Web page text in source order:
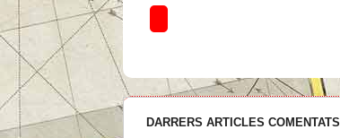
DARRERS ARTICLES COMENTATS